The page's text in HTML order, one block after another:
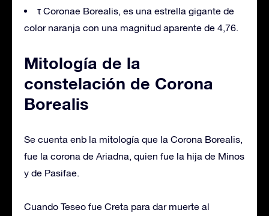
τ Coronae Borealis, es una estrella gigante de
color naranja con una magnitud aparente de 4,76.
Mitología de la
constelación de Corona
Borealis
Se cuenta enb la mitología que la Corona Borealis,
fue la corona de Ariadna, quien fue la hija de Minos
y de Pasifae.
Cuando Teseo fue Creta para dar muerte al